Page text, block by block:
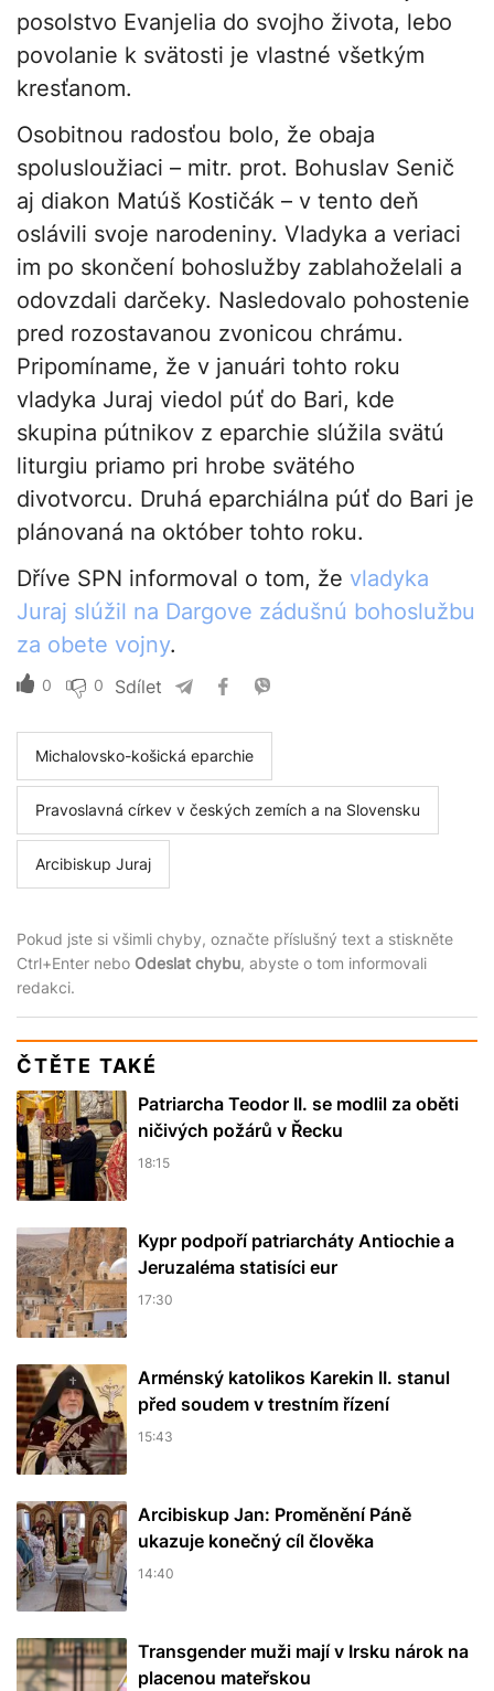
posolstvo Evanjelia do svojho života, lebo
povolanie k svätosti je vlastné všetkým
kresťanom.
Osobitnou radosťou bolo, že obaja
spolusloužiaci – mitr. prot. Bohuslav Senič
aj diakon Matúš Kostičák – v tento deň
oslávili svoje narodeniny. Vladyka a veriaci
im po skončení bohoslužby zablahoželali a
odovzdali darčeky. Nasledovalo pohostenie
pred rozostavanou zvonicou chrámu.
Pripomíname, že v januári tohto roku
vladyka Juraj viedol púť do Bari, kde
skupina pútnikov z eparchie slúžila svätú
liturgiu priamo pri hrobe svätého
divotvorcu. Druhá eparchiálna púť do Bari je
plánovaná na október tohto roku.
Dříve SPN informoval o tom, že vladyka
Juraj slúžil na Dargove zádušnú bohoslužbu
za obete vojny.
0 0 Sdílet
Michalovsko-košická eparchie
Pravoslavná církev v českých zemích a na Slovensku
Arcibiskup Juraj
Pokud jste si všimli chyby, označte příslušný text a stiskněte
Ctrl+Enter nebo Odeslat chybu, abyste o tom informovali
redakci.
ČTĚTE TAKÉ
Patriarcha Teodor II. se modlil za oběti
ničivých požárů v Řecku
18:15
Kypr podpoří patriarcháty Antiochie a
Jeruzaléma statisíci eur
17:30
Arménský katolikos Karekin II. stanul
před soudem v trestním řízení
15:43
Arcibiskup Jan: Proměnění Páně
ukazuje konečný cíl člověka
14:40
Transgender muži mají v Irsku nárok na
placenou mateřskou